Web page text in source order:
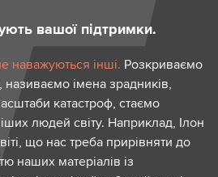
вашої підтримки.
наважуються інші. Розкриваємо
називаємо імена зрадників,
катастроф, стаємо
людей світу. Наприклад, Ілон
що нас треба прирівняти до
наших матеріалів із